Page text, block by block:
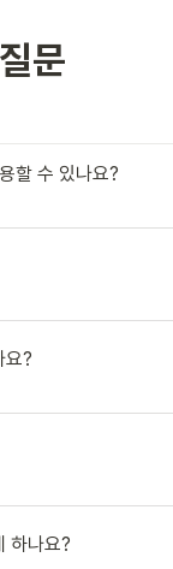
문
할 수 있나요?
요?
하나요?